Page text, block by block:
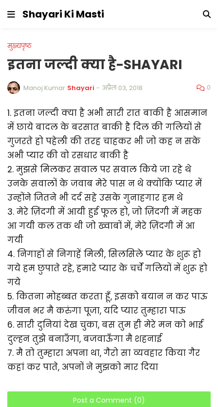
Shayari Ki Masti
मुख्यपृष्ठ
इतना जल्दी क्या है-SHAYARI
Manoj Kumar Shayari - अप्रैल 03, 2018 0
1. इतना जल्दी क्या है अभी सारी रात बाकी है आसमान
में छाये बादल के बरसात बाकी है दिल की गलियों से
गुजरते हो पहेली की तरह चाहकर भी जो कह न सके
अभी प्यार की वो रसधार बाकी है
2. मुझसे मिलकर सवाल पर सवाल किये जा रहे थे
उनके सवालों के जवाब मेरे पास न थे क्योंकि प्यार में
उन्होंने जितने भी दर्द सहे उसके गुनाहगार हम थे
3. मेरे ज़िंदगी में आयी हुई फूल हो, जो ज़िंदगी में महक
आ गयी कल तक थी जो ख्वाबों में, मेरे ज़िंदगी में आ
गयी
4. निगाहों से निगाहें मिली, सिलसिले प्यार के शुरू हो
गये हम छुपाते रहे, हमारे प्यार के चर्चे गलियों में शुरू हो
गये
5. कितना मोहब्बत करता हूँ, इसको बयान न कर पाऊ
जीवन भर मै करुंगा पूजा, यदि प्यार तुम्हारा पाऊ
6. सारी दुनियां देख चुका, बस तुम ही मेरे मन को भाई
दुल्हन तुझे बनाउँगा, बजवाऊँगा मै शहनाई
7. मै तो तुम्हारा अपना था, गैरो सा व्यवहार किया गैर
कहां कर पाते, अपनों ने मुझको मार दिया
Post a Comment (0)